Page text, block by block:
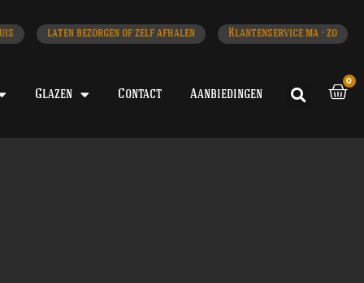
laten bezorgen of zelf afhalen Klantenservice ma - zo
Glazen Contact Aanbiedingen
0